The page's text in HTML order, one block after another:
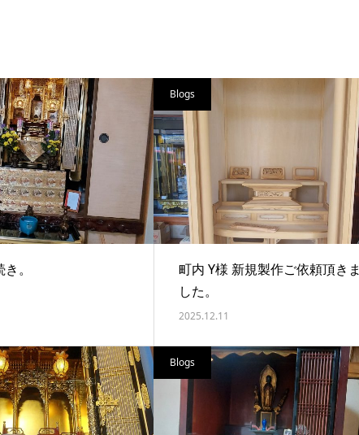
。
Blogs
町内 Y様 新規製作ご依頼頂きま
した。
2025.12.11
Blogs